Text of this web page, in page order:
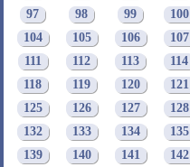
97
98 99 100
104
105 106 107
111
112 113 114
118
119 120 121
125
126 127 128
132
133 134 135
139
140 141 142